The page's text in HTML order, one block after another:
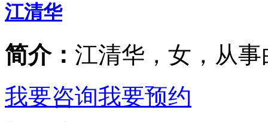
江清华
简介： 江清华，女，从事
我要咨询我要预约